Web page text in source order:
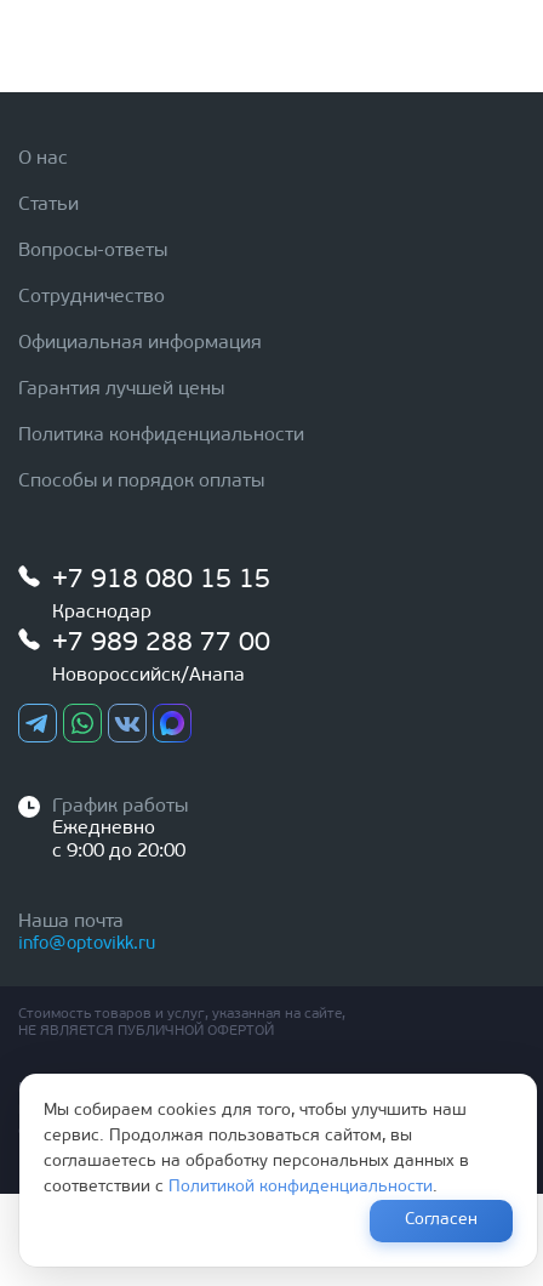
О нас
Статьи
Вопросы-ответы
Сотрудничество
Официальная информация
Гарантия лучшей цены
Политика конфиденциальности
Способы и порядок оплаты
+7 918 080 15 15
Краснодар
+7 989 288 77 00
Новороссийск/Анапа
График работы
Ежедневно
с 9:00 до 20:00
Наша почта
info@optovikk.ru
Стоимость товаров и услуг, указанная на сайте,
НЕ ЯВЛЯЕТСЯ ПУБЛИЧНОЙ ОФЕРТОЙ
Правила эксплутации входных и межкомнатных дверей
Политика обработки персональных данных
Согласие на обработку персональных данных
Мы собираем cookies для того, чтобы улучшить наш
сервис. Продолжая пользоваться сайтом, вы
соглашаетесь на обработку персональных данных в
соответствии с
Политикой конфиденциальности.
Согласен